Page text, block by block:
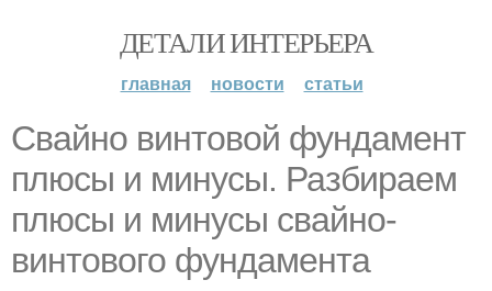
ДЕТАЛИ ИНТЕРЬЕРА
главная новости статьи
Свайно винтовой фундамент
плюсы и минусы. Разбираем
плюсы и минусы свайно-
винтового фундамента